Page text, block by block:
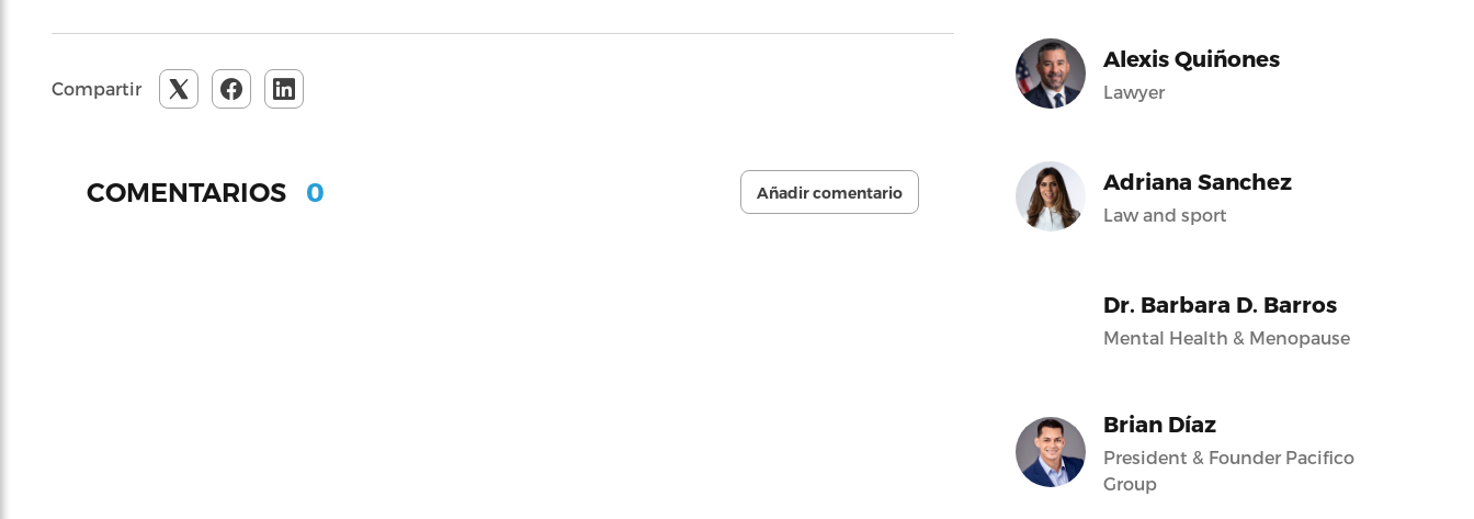
Compartir
COMENTARIOS 0 Añadir comentario
Alexis Quiñones
Lawyer
Adriana Sanchez
Law and sport
Dr. Barbara D. Barros
Mental Health & Menopause
Brian Díaz
President & Founder Pacifico
Group